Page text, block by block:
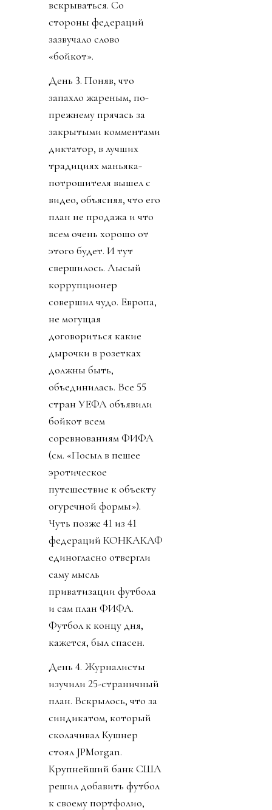
вскрываться. Со
стороны федераций
зазвучало слово
«бойкот».
День 3. Поняв, что
запахло жареным, по-
прежнему прячась за
закрытыми комментами
диктатор, в лучших
традициях маньяка-
потрошителя вышел с
видео, объясняя, что его
план не продажа и что
всем очень хорошо от
этого будет. И тут
свершилось. Лысый
коррупционер
совершил чудо. Европа,
не могущая
договориться какие
дырочки в розетках
должны быть,
объединилась. Все 55
стран УЕФА объявили
бойкот всем
соревнованиям ФИФА
(см. «Посыл в пешее
эротическое
путешествие к объекту
огуречной формы»).
Чуть позже 41 из 41
федераций КОНКАКАФ
единогласно отвергли
саму мысль
приватизации футбола
и сам план ФИФА.
Футбол к концу дня,
кажется, был спасен.
День 4. Журналисты
изучили 25-страничный
план. Вскрылось, что за
синдикатом, который
сколачивал Кушнер
стоял JPMorgan.
Крупнейший банк США
решил добавить футбол
к своему портфолио,